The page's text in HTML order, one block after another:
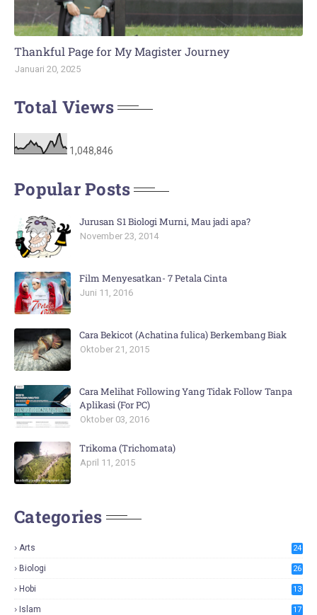
Thankful Page for My Magister Journey
Januari 20, 2025
Total Views
1,048,846
Popular Posts
Jurusan S1 Biologi Murni, Mau jadi apa?
November 23, 2014
Film Menyesatkan- 7 Petala Cinta
Juni 11, 2016
Cara Bekicot (Achatina fulica) Berkembang Biak
Oktober 21, 2015
Cara Melihat Following Yang Tidak Follow Tanpa
Aplikasi (For PC)
Oktober 03, 2016
Trikoma (Trichomata)
April 11, 2015
Categories
Arts 24
Biologi 26
Hobi 13
Islam 17